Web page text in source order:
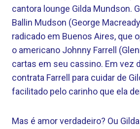
cantora lounge Gilda Mundson.
Ballin Mudson (George
radicado em Buenos Aires, que
o americano Johnny Farrell
cartas em seu cassino. Em vez
contrata Farrell para cuidar de
facilitado pelo carinho que ela
Mas é amor verdadeiro? Ou